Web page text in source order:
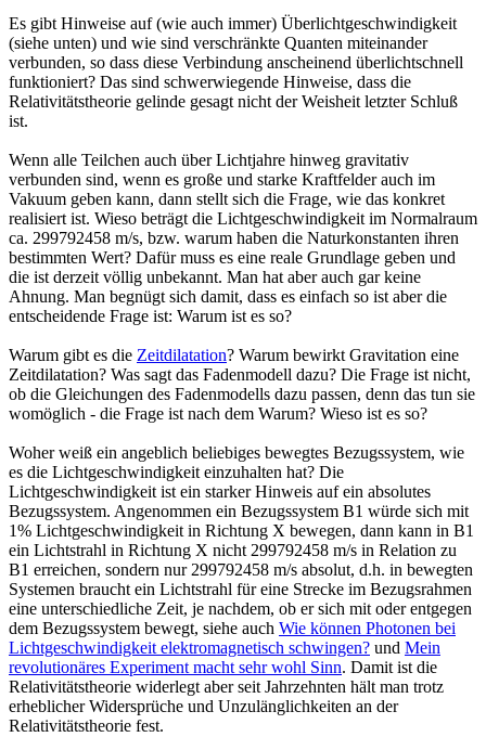
Es gibt Hinweise auf (wie auch immer) Überlichtgeschwindigkeit
(siehe unten) und wie sind verschränkte Quanten miteinander
verbunden, so dass diese Verbindung anscheinend überlichtschnell
funktioniert? Das sind schwerwiegende Hinweise, dass die
Relativitätstheorie gelinde gesagt nicht der Weisheit letzter Schluß
ist.
Wenn alle Teilchen auch über Lichtjahre hinweg gravitativ
verbunden sind, wenn es große und starke Kraftfelder auch im
Vakuum geben kann, dann stellt sich die Frage, wie das konkret
realisiert ist. Wieso beträgt die Lichtgeschwindigkeit im Normalraum
ca. 299792458 m/s, bzw. warum haben die Naturkonstanten ihren
bestimmten Wert? Dafür muss es eine reale Grundlage geben und
die ist derzeit völlig unbekannt. Man hat aber auch gar keine
Ahnung. Man begnügt sich damit, dass es einfach so ist aber die
entscheidende Frage ist: Warum ist es so?
Warum gibt es die Zeitdilatation? Warum bewirkt Gravitation eine
Zeitdilatation? Was sagt das Fadenmodell dazu? Die Frage ist nicht,
ob die Gleichungen des Fadenmodells dazu passen, denn das tun sie
womöglich - die Frage ist nach dem Warum? Wieso ist es so?
Woher weiß ein angeblich beliebiges bewegtes Bezugssystem, wie
es die Lichtgeschwindigkeit einzuhalten hat? Die
Lichtgeschwindigkeit ist ein starker Hinweis auf ein absolutes
Bezugssystem. Angenommen ein Bezugssystem B1 würde sich mit
1% Lichtgeschwindigkeit in Richtung X bewegen, dann kann in B1
ein Lichtstrahl in Richtung X nicht 299792458 m/s in Relation zu
B1 erreichen, sondern nur 299792458 m/s absolut, d.h. in bewegten
Systemen braucht ein Lichtstrahl für eine Strecke im Bezugsrahmen
eine unterschiedliche Zeit, je nachdem, ob er sich mit oder entgegen
dem Bezugssystem bewegt, siehe auch Wie können Photonen bei
Lichtgeschwindigkeit elektromagnetisch schwingen? und Mein
revolutionäres Experiment macht sehr wohl Sinn. Damit ist die
Relativitätstheorie widerlegt aber seit Jahrzehnten hält man trotz
erheblicher Widersprüche und Unzulänglichkeiten an der
Relativitätstheorie fest.